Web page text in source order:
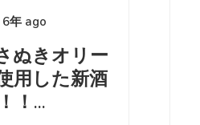
6年 ago
ぬきオリー
用した新酒
！...